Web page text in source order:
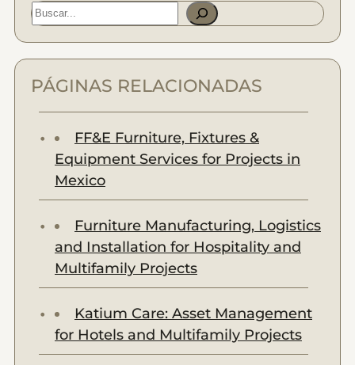
S
c
h
PÁGINAS RELACIONADAS
FF&E Furniture, Fixtures &
Equipment Services for Projects in
Mexico
Furniture Manufacturing, Logistics
and Installation for Hospitality and
Multifamily Projects
Katium Care: Asset Management
for Hotels and Multifamily Projects